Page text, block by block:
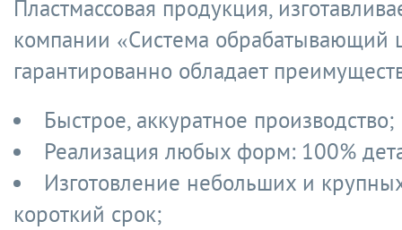
Пластмассовая продукция,
компании «Система обрабатывающий
гарантированно обладает
Быстрое, аккуратное производство;
Реализация любых форм: 100%
Изготовление небольших и
короткий срок;